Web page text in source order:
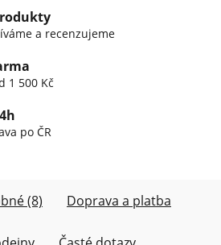
a recenzujeme
1 500 Kč
po ČR
(8) Doprava a platba